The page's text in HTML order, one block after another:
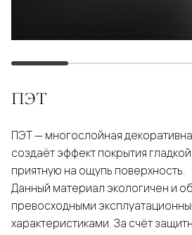
ПЭТ
ПЭТ — многослойная
создаёт эффект покрытия
приятную на ощупь поверхность.
Данный материал экологичен и
превосходными
характеристиками. За счёт